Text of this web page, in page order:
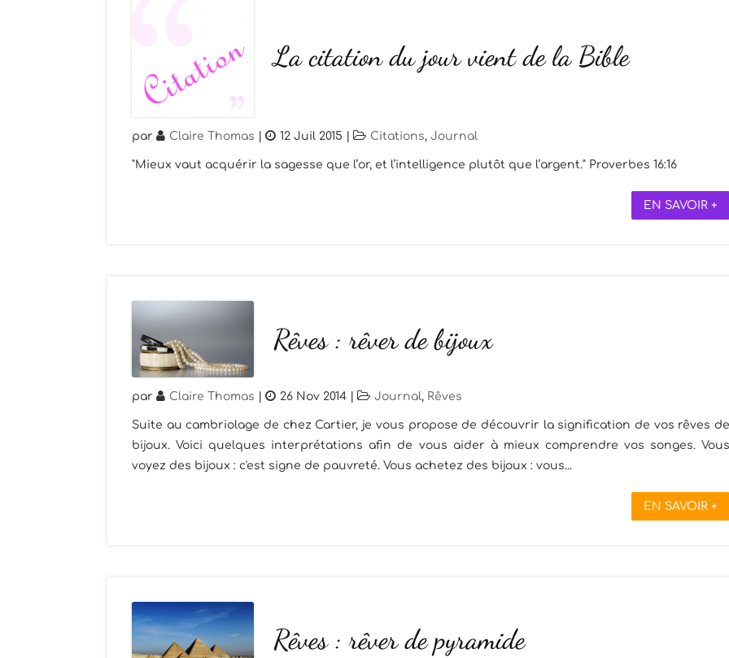
La citation du jour vient de la Bible
par Claire Thomas 12 Juil 2015 Citations, Journal
"Mieux vaut acquérir la sagesse que l’or, et l’intelligence plutôt que l’argent." Proverbes 16:16
EN SAVOIR +
Rêves : rêver de bijoux
par Claire Thomas 26 Nov 2014 Journal, Rêves
Suite au cambriolage de chez Cartier, je vous propose de découvrir la signification de vos rêves
bijoux. Voici quelques interprétations afin de vous aider à mieux comprendre vos songes.
voyez des bijoux : c'est signe de pauvreté. Vous achetez des bijoux : vous...
EN SAVOIR +
Rêves : rêver de pyramide